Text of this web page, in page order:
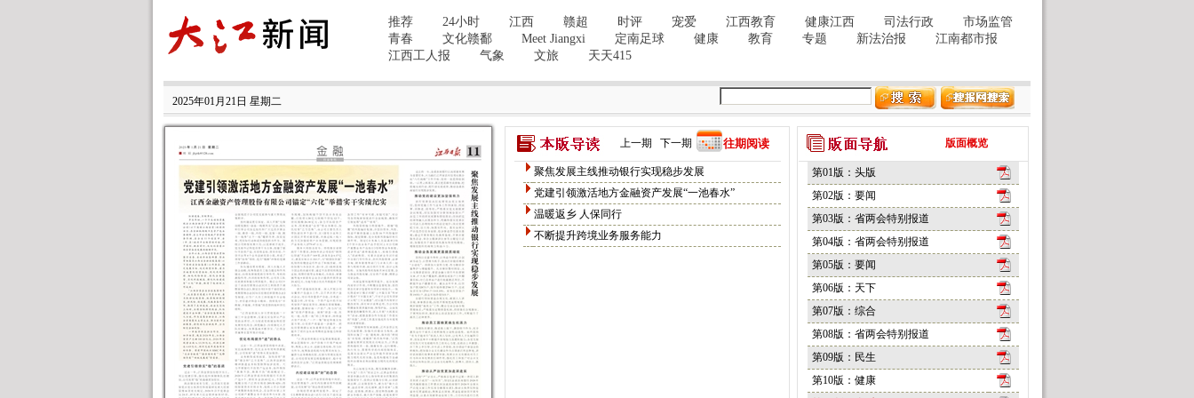
2025年01月21日 星期二
上一期 下一期 往期阅读
聚焦发展主线推动银行实现稳步发展
党建引领激活地方金融资产发展“一池春水”
温暖返乡 人保同行
不断提升跨境业务服务能力
版面概览
第01版：头版
第02版：要闻
第03版：省两会特别报道
第04版：省两会特别报道
第05版：要闻
第06版：天下
第07版：综合
第08版：省两会特别报道
第09版：民生
第10版：健康